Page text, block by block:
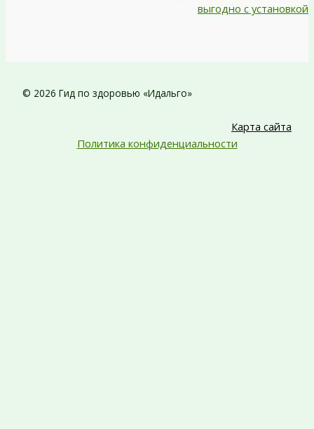
выгодно с установкой
© 2026 Гид по здоровью «Идальго»
Карта сайта
Политика конфиденциальности